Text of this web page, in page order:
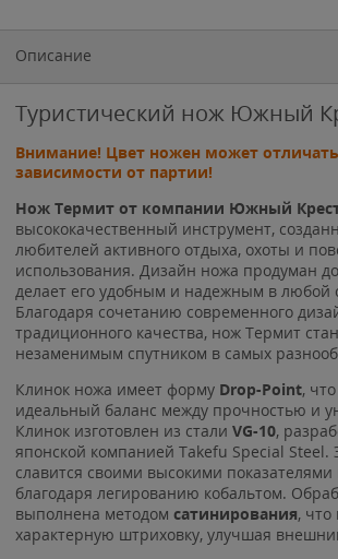
Описание
Туристический нож Южный
Внимание! Цвет ножен может
зависимости от партии!
Нож Термит от компании Южный
высококачественный инструмент,
любителей активного отдыха, охоты и
использования. Дизайн ножа продуман
делает его удобным и надежным в любой
Благодаря сочетанию современного
традиционного качества, нож Термит
незаменимым спутником в самых
Клинок ножа имеет форму Drop-Point,
идеальный баланс между прочностью и
Клинок изготовлен из стали VG-10,
японской компанией Takefu Special Steel.
славится своими высокими показателями
благодаря легированию кобальтом.
выполнена методом сатинирования, что
характерную штриховку, улучшая